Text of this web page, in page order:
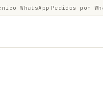
WhatsApp Pedidos por